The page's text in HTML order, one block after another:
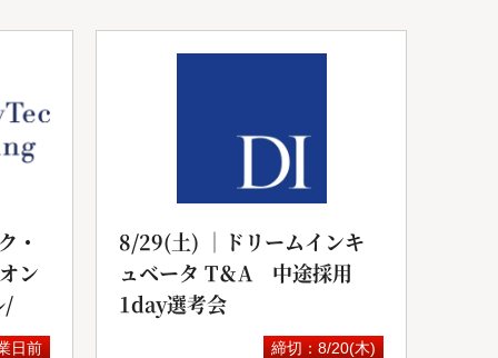
・
ン
/
日前
8/29(土) ｜ドリームインキ
ュベータ T＆A 中途採用
1day選考会
締切：8/20(木)